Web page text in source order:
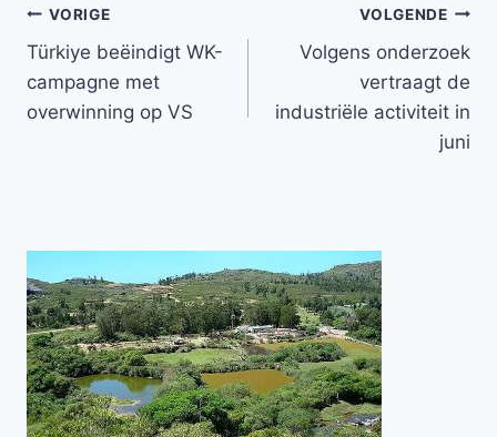
Bericht
navigatie
VORIGE
Türkiye beëindigt WK-
campagne met
overwinning op VS
VOLGENDE
Volgens onderzoek
vertraagt ​​de
industriële activiteit in
juni